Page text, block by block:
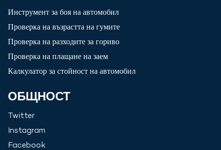
Инструмент за боя на автомобил
Проверка на възрастта на гумите
Проверка на разходите за гориво
Проверка на плащане на заем
Калкулатор за стойност на автомобил
ОБЩНОСТ
Twitter
Instagram
Facebook